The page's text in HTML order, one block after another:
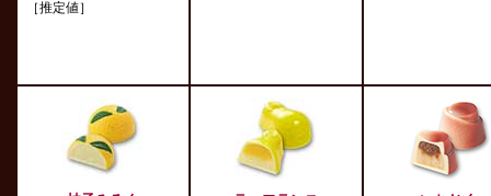
［推定値］